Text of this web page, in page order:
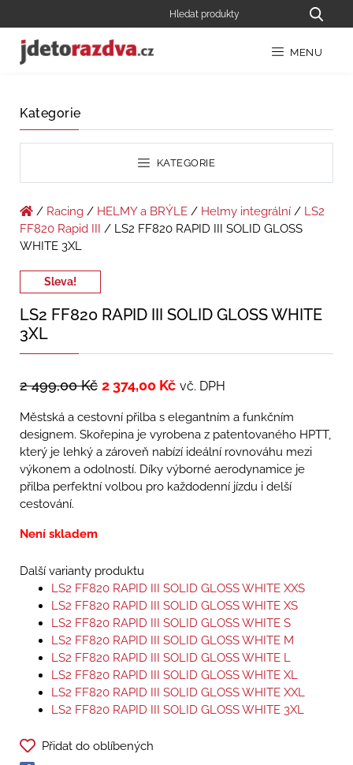
MENU
Kategorie
KATEGORIE
/ Racing / HELMY a BRÝLE / Helmy integrální / LS2
FF820 Rapid III
/ LS2 FF820 RAPID III SOLID GLOSS
WHITE 3XL
Sleva!
LS2 FF820 RAPID III SOLID GLOSS WHITE
3XL
2 499,00Kč 2 374,00 Kč vč. DPH
Městská a cestovní přilba s elegantním a funkčním
designem. Skořepina je vyrobena z patentovaného HPTT,
který je lehký a zároveň nabízí ideální rovnováhu mezi
výkonem a odolností. Díky výborné aerodynamice je
přilba perfektní volbou pro každodenní jízdu i delší
cestování.
Není skladem
Další varianty produktu
LS2 FF820 RAPID III SOLID GLOSS WHITE XXS
LS2 FF820 RAPID III SOLID GLOSS WHITE XS
LS2 FF820 RAPID III SOLID GLOSS WHITE S
LS2 FF820 RAPID III SOLID GLOSS WHITE M
LS2 FF820 RAPID III SOLID GLOSS WHITE L
LS2 FF820 RAPID III SOLID GLOSS WHITE XL
LS2 FF820 RAPID III SOLID GLOSS WHITE XXL
LS2 FF820 RAPID III SOLID GLOSS WHITE 3XL
Přidat do oblíbených